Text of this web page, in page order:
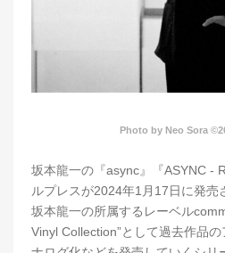
Photo by Neo Sora
坂本龍一の『async』『ASYNC -
ルプレスが2024年1月17日に発売
坂本龍一の所属するレーベル
Vinyl Collection”として過去作品